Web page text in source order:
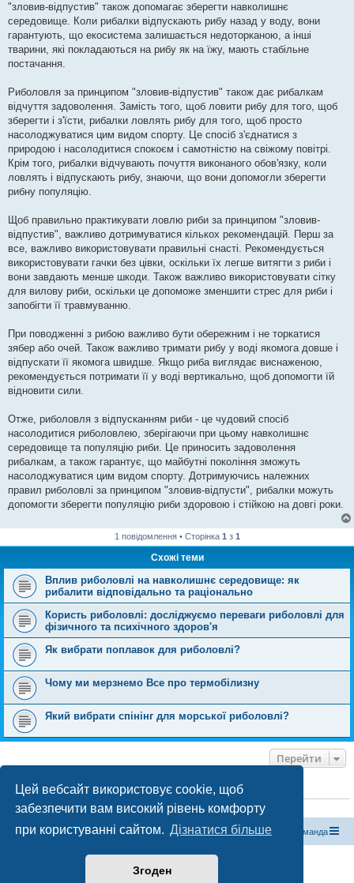
Цей вебсайт використовує cookie, щоб
забезпечити вам високий рівень комфорту
при користуванні сайтом. Дізнатися більше
Згоден
"зловив-відпустив" також допомагає зберегти навколишнє
середовище. Коли рибалки відпускають рибу назад у воду, вони
гарантують, що екосистема залишається недоторканою, а інші
тварини, які покладаються на рибу як на їжу, мають стабільне
постачання.
Риболовля за принципом "зловив-відпустив" також дає рибалкам
відчуття задоволення. Замість того, щоб ловити рибу для того, щоб
зберегти і з'їсти, рибалки ловлять рибу для того, щоб просто
насолоджуватися цим видом спорту. Це спосіб з'єднатися з
природою і насолодитися спокоєм і самотністю на свіжому повітрі.
Крім того, рибалки відчувають почуття виконаного обов'язку, коли
ловлять і відпускають рибу, знаючи, що вони допомогли зберегти
рибну популяцію.
Щоб правильно практикувати ловлю риби за принципом "зловив-
відпустив", важливо дотримуватися кількох рекомендацій. Перш за
все, важливо використовувати правильні снасті. Рекомендується
використовувати гачки без цівки, оскільки їх легше витягти з риби і
вони завдають менше шкоди. Також важливо використовувати сітку
для вилову риби, оскільки це допоможе зменшити стрес для риби і
запобігти її травмуванню.
При поводженні з рибою важливо бути обережним і не торкатися
зябер або очей. Також важливо тримати рибу у воді якомога довше і
відпускати її якомога швидше. Якщо риба виглядає виснаженою,
рекомендується потримати її у воді вертикально, щоб допомогти їй
відновити сили.
Отже, риболовля з відпусканням риби - це чудовий спосіб
насолодитися риболовлею, зберігаючи при цьому навколишнє
середовище та популяцію риби. Це приносить задоволення
рибалкам, а також гарантує, що майбутні покоління зможуть
насолоджуватися цим видом спорту. Дотримуючись належних
правил риболовлі за принципом "зловив-відпусти", рибалки можуть
допомогти зберегти популяцію риби здоровою і стійкою на довгі роки.
1 повідомлення • Сторінка 1 з 1
Схожі теми
Вплив риболовлі на навколишнє середовище: як
рибалити відповідально та раціонально
Користь риболовлі: досліджуємо переваги риболовлі для
фізичного та психічного здоров'я
Як вибрати поплавок для риболовлі?
Чому ми мерзнемо Все про термобілизну
Який вибрати спінінг для морської риболовлі?
Перейти
ХТО ЗАРАЗ ОНЛАЙН
Зараз переглядають цей форум:ClaudeBot [бот ШІ]і 0 гостей
Магазин спорядження Туристичний форум «Рюкзак» Команда
Працює на phpBB® Forum Software © phpBB Limited
Конфіденційність